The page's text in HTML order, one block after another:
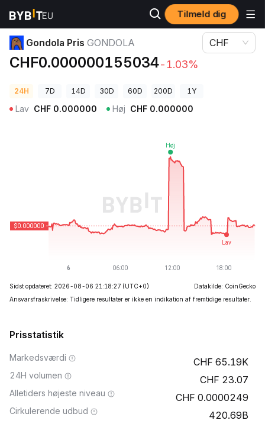
Tilmeld dig
Kryptopriser
Gondola Pris GONDOLA
CHF0.000000155034-1.03%
CHF
24H 7D 14D 30D 60D 200D 1Y
Lav CHF 0.000000 Høj CHF 0.000000
Sidst opdateret: 2026-08-06 21:18:27 (UTC+0)
Datakilde: CoinGecko
Ansvarsfraskrivelse: Tidligere resultater er ikke en indikation af fremtidige resultater.
Prisstatistik
Markedsværdi 65.19K
24H volumen 23.07
Alletiders højeste niveau 0.0000249
Cirkulerende udbud 420.69B